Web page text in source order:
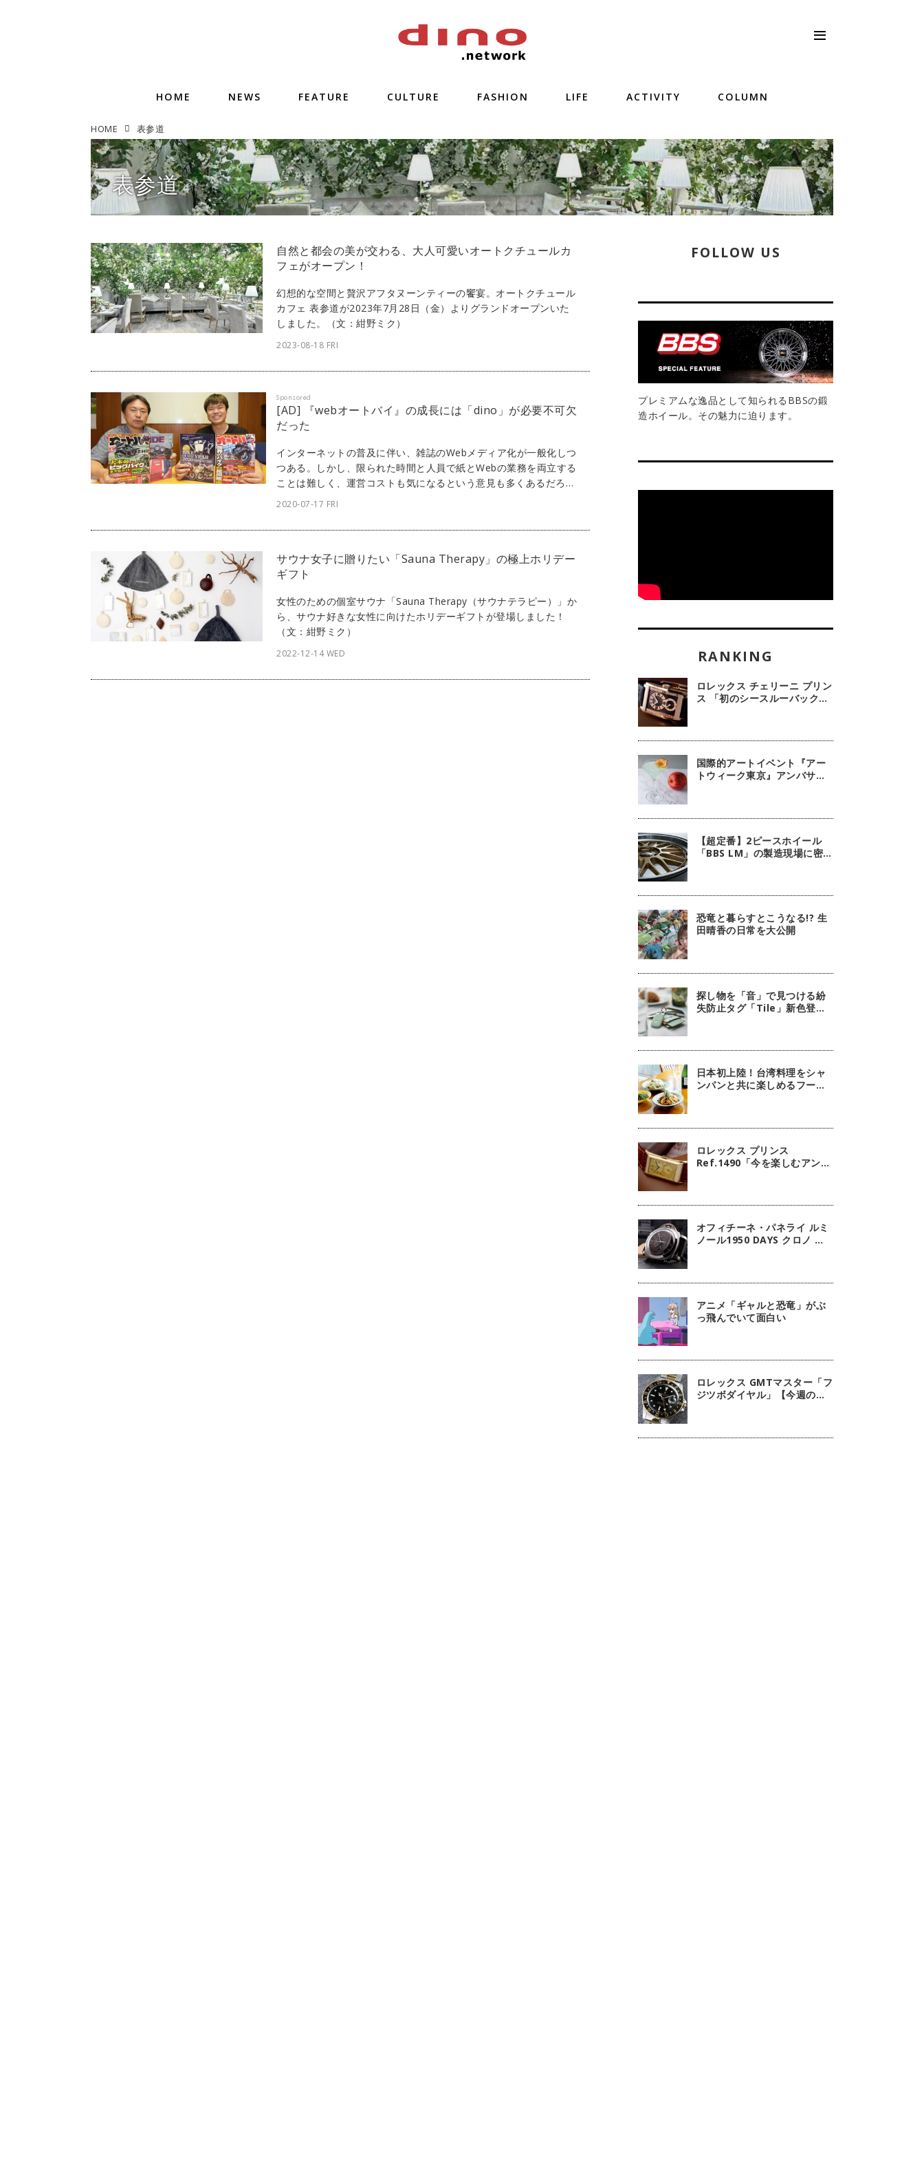
HOME NEWS FEATURE CULTURE FASHION LIFE ACTIVITY COLUMN
HOME 表参道
表参道
自然と都会の美が交わる、大人可愛いオートクチュールカ
フェがオープン！
幻想的な空間と贅沢アフタヌーンティーの饗宴。オートクチュール
カフェ 表参道が2023年7月28日（金）よりグランドオープンいた
しました。（文：紺野ミク）
2023-08-18 FRI
[AD] 『webオートバイ』の成長には「dino」が必要不可欠
だった
インターネットの普及に伴い、雑誌のWebメディア化が一般化しつ
つある。しかし、限られた時間と人員で紙とWebの業務を両立する
ことは難しく、運営コストも気になるという意見も多くあるだろ
可能だ。ここでは、『webオートバイ』にてdinoを採用している株
について話を聞いた。
Sponsored
2020-07-17 FRI
サウナ女子に贈りたい「Sauna Therapy」の極上ホリデー
ギフト
女性のための個室サウナ「Sauna Therapy（サウナテラピー）」か
ら、サウナ好きな女性に向けたホリデーギフトが登場しました！
（文：紺野ミク）
2022-12-14 WED
FOLLOW US
プレミアムな逸品として知られるBBSの鍛
造ホイール。その魅力に迫ります。
ロレックス チェリーニ プリン
ス 「初のシースルーバック・
国際的アートイベント『アー
トウィーク東京』アンバサダ
【超定番】2ピースホイール
「BBS LM」の製造現場に密
恐竜と暮らすとこうなる!? 生
田晴香の日常を大公開
探し物を「音」で見つける紛
失防止タグ「Tile」新色登
日本初上陸！台湾料理をシャ
ンパンと共に楽しめるフージ
ロレックス プリンス
Ref.1490「今を楽しむアンテ
オフィチーネ・パネライ ルミ
ノール1950 DAYS クロノ モ
アニメ「ギャルと恐竜」がぶ
っ飛んでいて面白い
ロレックス GMTマスター「フ
ジツボダイヤル」【今週の逸